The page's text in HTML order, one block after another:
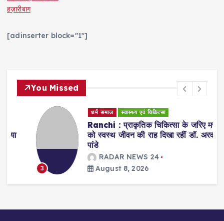
हज़ारीबाग
[adinserter block="1"]
You Missed
धर्म समाज स्वास्थ्य एवं चिकित्सा
Ranchi : प्राकृतिक चिकित्सा के जरिए मरीजों
को स्वस्थ जीवन की राह दिखा रहीं डॉ. अरवशी
पांडे
RADAR NEWS 24
August 8, 2026